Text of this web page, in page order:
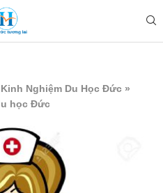
Kinh Nghiệm Du Học Đức »
học Đức